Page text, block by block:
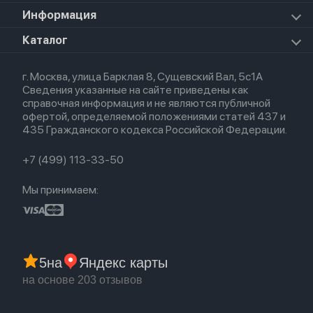
iPad Mini 7 (2024)
Apple Watch Ultra 3
Apple Watch Ultra
Airpods Pro 2
Airpods Max
Airpods 2
Airpods (1-е)
HomePod mini
AirTag
Для AirPods
Для iPhone
Для Apple Watch
Информация
О магазине
Политика конфиденциальности
Оплата и доставка
Партнерская программа
Гарантия
Обмен и возврат
Trade-in
Каталог
Новые поступления
Популярное
Акции
г. Москва, улица Барклая 8, Сущевский Вал, 5с1А
Сведения указанные на сайте приведены как
справочная информация и не являются публичной
офертой, определяемой положениями статей 437 и
435 Гражданского кодекса Российской Федерации.
+7 (499) 113-33-50
Мы принимаем:
5на Яндекс карты
на основе 203 отзывов